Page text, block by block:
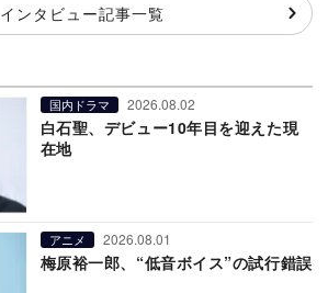
インタビュー記事一覧
国内ドラマ 2026.08.02
白石聖、デビュー10年目を迎えた現
在地
アニメ 2026.08.01
梅原裕一郎、“低音ボイス”の試行錯誤